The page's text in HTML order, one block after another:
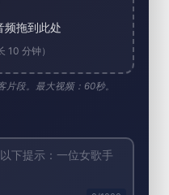
频拖到此处
10 分钟）
片段。最大视频：60秒。